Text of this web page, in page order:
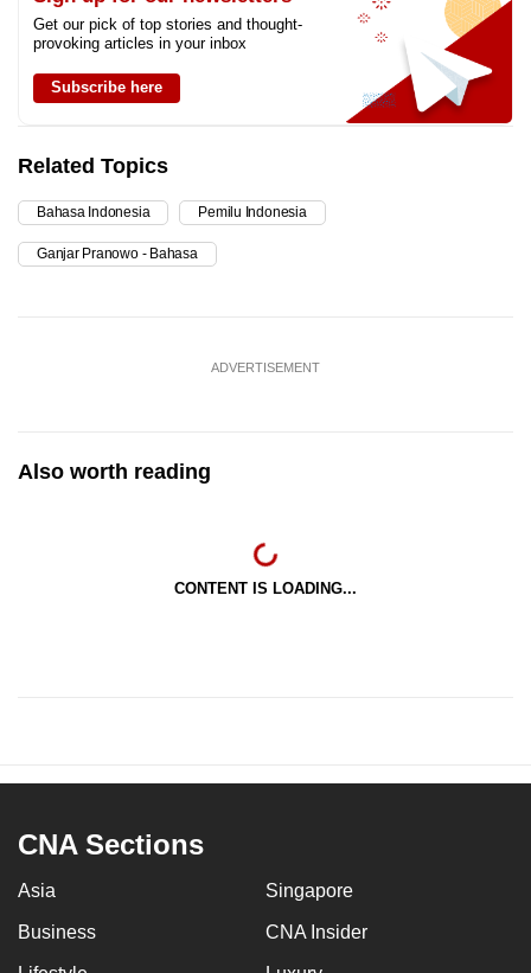
Get our pick of top stories and thought-
provoking articles in your inbox
Subscribe here
Related Topics
Bahasa Indonesia Pemilu Indonesia
Ganjar Pranowo - Bahasa
ADVERTISEMENT
Also worth reading
CONTENT IS LOADING...
CNA Sections
Asia Singapore
Business CNA Insider